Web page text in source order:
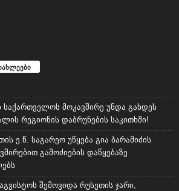
მოკავშირე უნდა გახდეს
რეგიონის დაბრუნების საკითხში!
ე.წ. საგარეო უწყება გია ბარამიძის
გამოძიების დაწყებაზე
შემოვიდა რუსეთის ჯარი,